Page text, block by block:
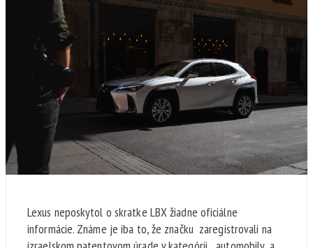
Lexus neposkytol o skratke LBX žiadne oficiálne
informácie. Známe je iba to, že značku zaregistrovali na